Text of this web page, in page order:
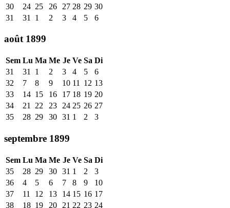
30
24 25 26 27 28 29 30
31
31 1 2 3 4 5 6
août 1899
Sem Lu Ma Me Je Ve Sa Di
31
31 1 2 3 4 5
6
32
7 8 9 10 11 12 13
33
14 15 16 17 18 19 20
34
21 22 23 24 25 26 27
35
28 29 30 31 1 2 3
septembre 1899
Sem Lu Ma Me Je Ve Sa Di
35
28 29 30 31 1 2
3
36
4 5 6 7 8 9
10
37
11 12 13 14 15 16 17
38
18 19 20 21 22 23 24